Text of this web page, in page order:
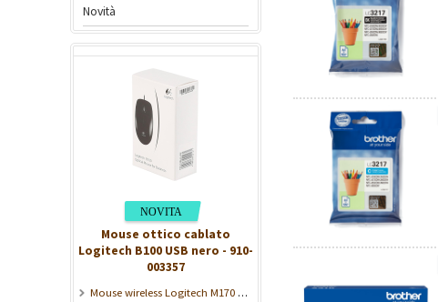
Novità
Mouse ottico cablato
Logitech B100 USB nero - 910-
003357
Mouse wireless Logitech M170 2,4 GHz grigio - 910-004642